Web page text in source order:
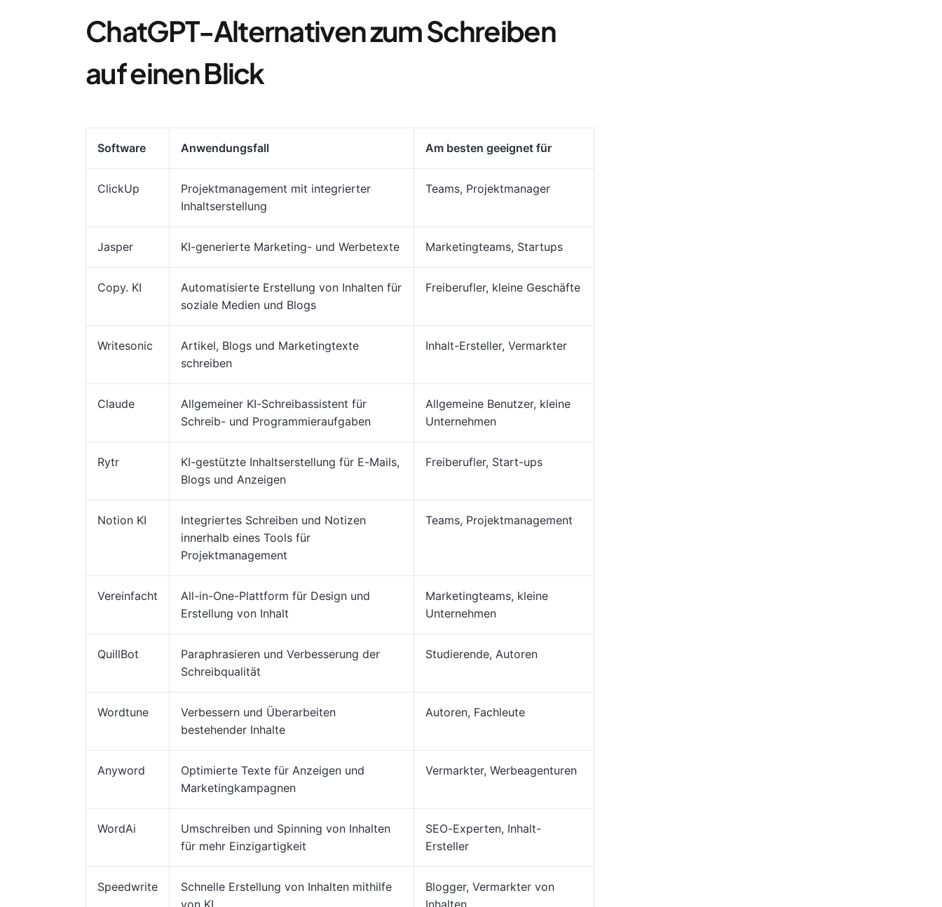
ChatGPT-Alternativen zum Schreiben
auf einen Blick
Software Anwendungsfall Am besten geeignet für
ClickUp
Projektmanagement mit integrierter
Inhaltserstellung
Teams, Projektmanager
Jasper KI-generierte Marketing- und Werbetexte Marketingteams, Startups
Copy. KI
Automatisierte Erstellung von Inhalten für
soziale Medien und Blogs
Freiberufler, kleine Geschäfte
Writesonic
Artikel, Blogs und Marketingtexte
schreiben
Inhalt-Ersteller, Vermarkter
Claude
Allgemeiner KI-Schreibassistent für
Schreib- und Programmieraufgaben
Allgemeine Benutzer, kleine
Unternehmen
Rytr
KI-gestützte Inhaltserstellung für E-Mails,
Blogs und Anzeigen
Freiberufler, Start-ups
Notion KI
Integriertes Schreiben und Notizen
innerhalb eines Tools für
Projektmanagement
Teams, Projektmanagement
Vereinfacht
All-in-One-Plattform für Design und
Erstellung von Inhalt
Marketingteams, kleine
Unternehmen
QuillBot
Paraphrasieren und Verbesserung der
Schreibqualität
Studierende, Autoren
Wordtune
Verbessern und Überarbeiten
bestehender Inhalte
Autoren, Fachleute
Anyword
Optimierte Texte für Anzeigen und
Marketingkampagnen
Vermarkter, Werbeagenturen
WordAi
Umschreiben und Spinning von Inhalten
für mehr Einzigartigkeit
SEO-Experten, Inhalt-
Ersteller
Speedwrite
Schnelle Erstellung von Inhalten mithilfe
von KI
Blogger, Vermarkter von
Inhalten